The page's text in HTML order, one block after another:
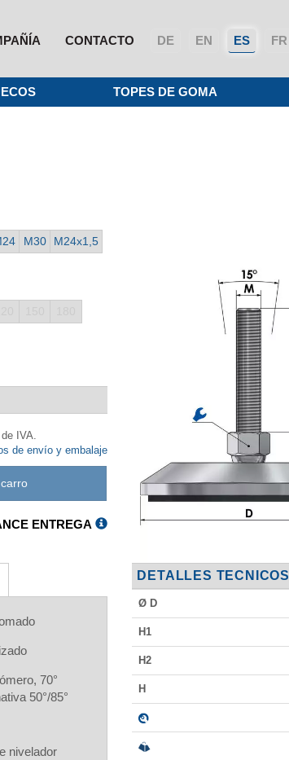
FR
ES
EN
DE
CONTACTO
TOPES DE GOMA
M30
M24x1,5
IVA.
de envío y embalaje
ENTREGA
70°
50°/85°
nivelador
DETALLES TECNICOS
Ø D
H1
H2
H